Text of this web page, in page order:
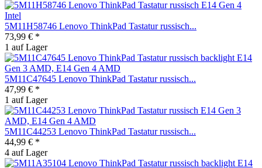
5M11H58746 Lenovo ThinkPad Tastatur russisch...
73,99 € *
1 auf Lager
5M11C47645 Lenovo ThinkPad Tastatur russisch...
47,99 € *
1 auf Lager
5M11C44253 Lenovo ThinkPad Tastatur russisch...
44,99 € *
4 auf Lager